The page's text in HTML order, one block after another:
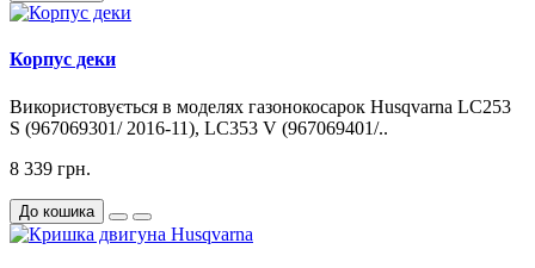
Корпус деки
Використовується в моделях газонокосарок Husqvarna LC253
S (967069301/ 2016-11), LC353 V (967069401/..
8 339 грн.
До кошика